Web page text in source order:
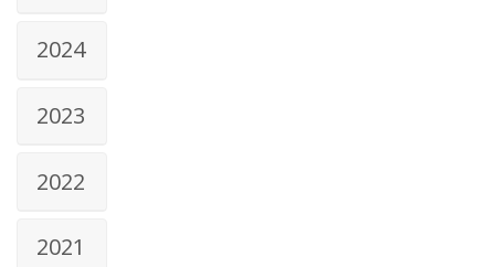
2024
2023
2022
2021